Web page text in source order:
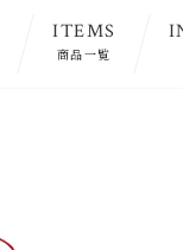
ITEMS
商品一覧